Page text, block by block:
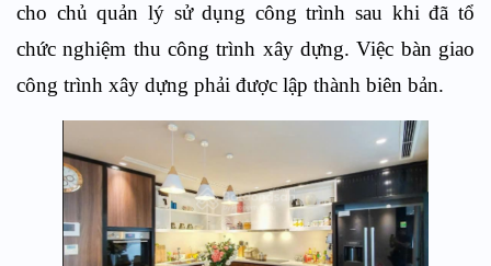
cho chủ quản lý sử dụng công trình sau khi đã tổ
chức nghiệm thu công trình xây dựng. Việc bàn giao
công trình xây dựng phải được lập thành biên bản.